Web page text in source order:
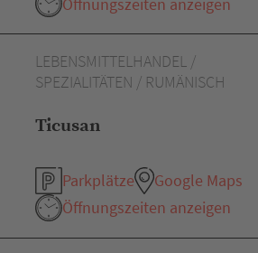
LEBENSMITTELHANDEL /
SPEZIALITÄTEN / RUMÄNISCH
Ticusan
Parkplätze
Google Maps
Öffnungszeiten anzeigen